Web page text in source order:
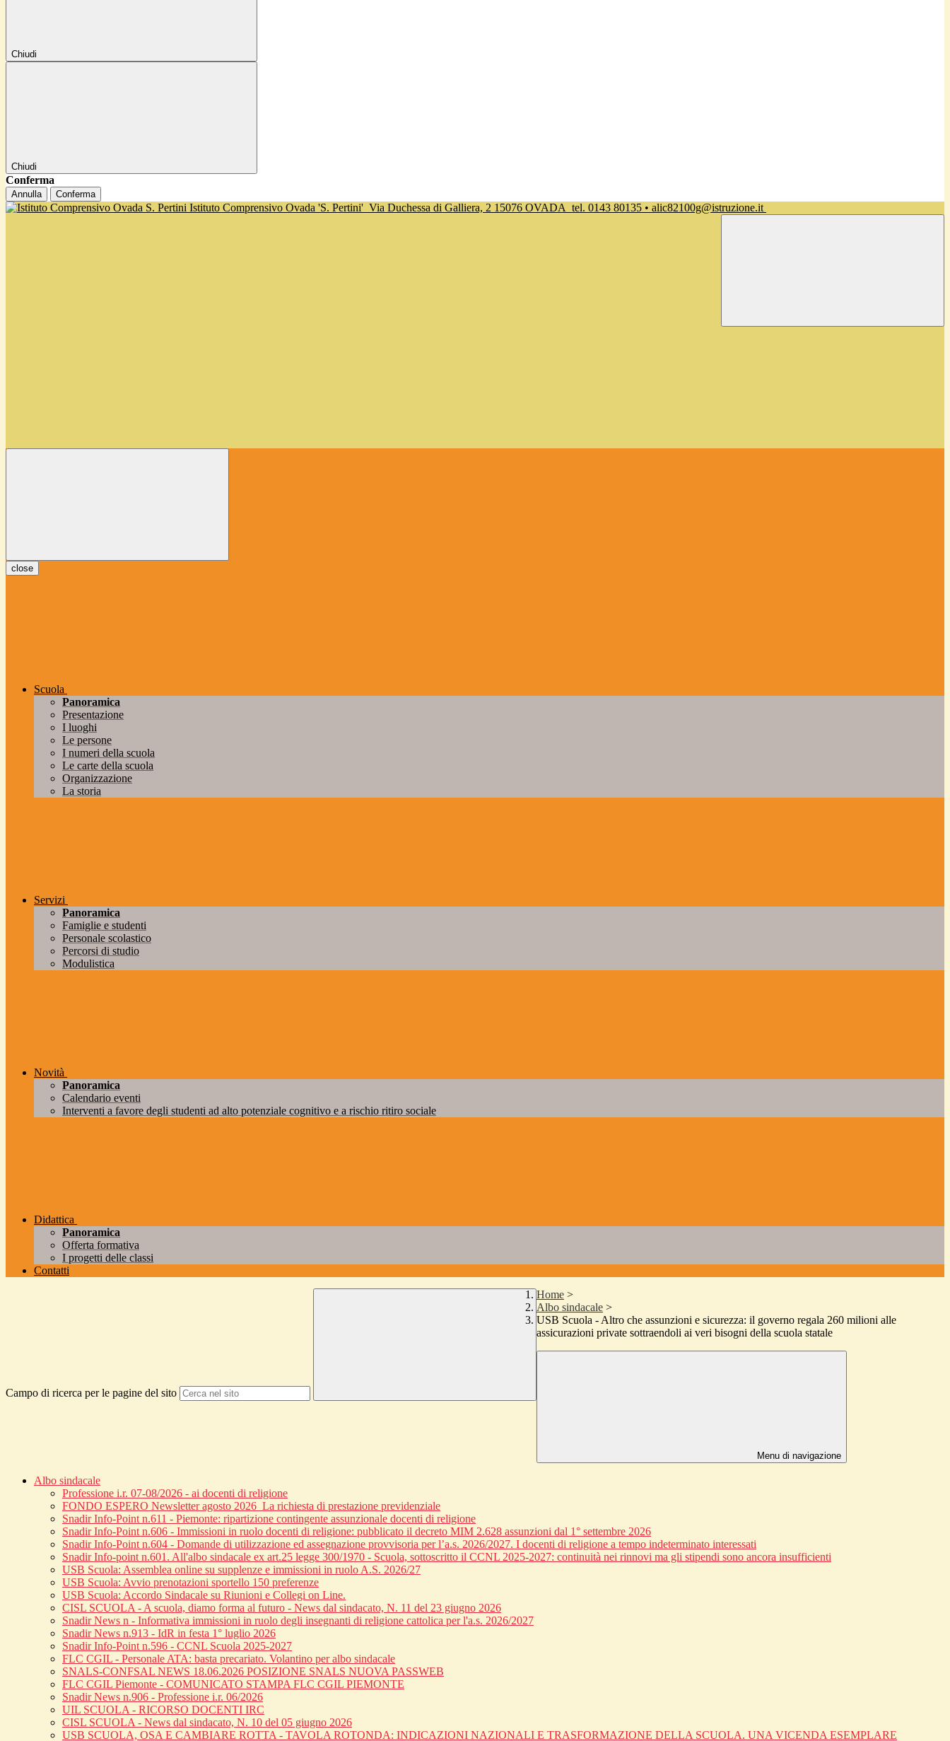
Chiudi
Chiudi
Conferma
Annulla Conferma
Istituto Comprensivo Ovada 'S. Pertini' Via Duchessa di Galliera, 2 15076 OVADA tel. 0143 80135 • alic82100g@istruzione.it
close
Scuola
Panoramica
Presentazione
I luoghi
Le persone
I numeri della scuola
Le carte della scuola
Organizzazione
La storia
Servizi
Panoramica
Famiglie e studenti
Personale scolastico
Percorsi di studio
Modulistica
Novità
Panoramica
Calendario eventi
Interventi a favore degli studenti ad alto potenziale cognitivo e a rischio ritiro sociale
Didattica
Panoramica
Offerta formativa
I progetti delle classi
Contatti
Campo di ricerca per le pagine del sito
Home >
Albo sindacale >
USB Scuola - Altro che assunzioni e sicurezza: il governo regala 260 milioni alle
assicurazioni private sottraendoli ai veri bisogni della scuola statale
Menu di navigazione
Albo sindacale
Professione i.r. 07-08/2026 - ai docenti di religione
FONDO ESPERO Newsletter agosto 2026_La richiesta di prestazione previdenziale
Snadir Info-Point n.611 - Piemonte: ripartizione contingente assunzionale docenti di religione
Snadir Info-Point n.606 - Immissioni in ruolo docenti di religione: pubblicato il decreto MIM 2.628 assunzioni dal 1° settembre 2026
Snadir Info-Point n.604 - Domande di utilizzazione ed assegnazione provvisoria per l’a.s. 2026/2027. I docenti di religione a tempo indeterminato interessati
Snadir Info-point n.601. All'albo sindacale ex art.25 legge 300/1970 - Scuola, sottoscritto il CCNL 2025-2027: continuità nei rinnovi ma gli stipendi sono ancora insufficienti
USB Scuola: Assemblea online su supplenze e immissioni in ruolo A.S. 2026/27
USB Scuola: Avvio prenotazioni sportello 150 preferenze
USB Scuola: Accordo Sindacale su Riunioni e Collegi on Line.
CISL SCUOLA - A scuola, diamo forma al futuro - News dal sindacato, N. 11 del 23 giugno 2026
Snadir News n - Informativa immissioni in ruolo degli insegnanti di religione cattolica per l'a.s. 2026/2027
Snadir News n.913 - IdR in festa 1° luglio 2026
Snadir Info-Point n.596 - CCNL Scuola 2025-2027
FLC CGIL - Personale ATA: basta precariato. Volantino per albo sindacale
SNALS-CONFSAL NEWS 18.06.2026 POSIZIONE SNALS NUOVA PASSWEB
FLC CGIL Piemonte - COMUNICATO STAMPA FLC CGIL PIEMONTE
Snadir News n.906 - Professione i.r. 06/2026
UIL SCUOLA - RICORSO DOCENTI IRC
CISL SCUOLA - News dal sindacato, N. 10 del 05 giugno 2026
USB SCUOLA, OSA E CAMBIARE ROTTA - TAVOLA ROTONDA: INDICAZIONI NAZIONALI E TRASFORMAZIONE DELLA SCUOLA. UNA VICENDA ESEMPLARE